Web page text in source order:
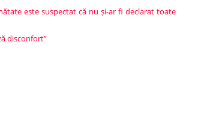
este suspectat că nu și-ar fi declarat toate
disconfort”